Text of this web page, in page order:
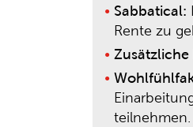
Sabbatical:
Rente zu
Zusätzliche
teilnehmen.